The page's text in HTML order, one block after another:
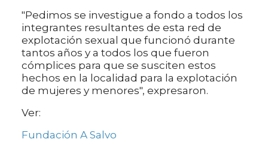
"Pedimos se investigue a fondo a todos los
integrantes resultantes de esta red de
explotación sexual que funcionó durante
tantos años y a todos los que fueron
cómplices para que se susciten estos
hechos en la localidad para la explotación
de mujeres y menores", expresaron.
Ver:
Fundación A Salvo